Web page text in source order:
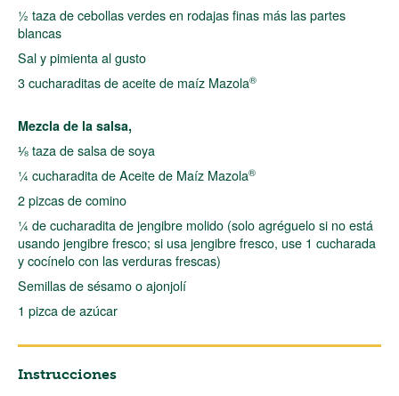
½ taza de cebollas verdes en rodajas finas más las partes
blancas
Sal y pimienta al gusto
3 cucharaditas de aceite de maíz Mazola®
Mezcla de la salsa,
⅛ taza de salsa de soya
¼ cucharadita de Aceite de Maíz Mazola®
2 pizcas de comino
¼ de cucharadita de jengibre molido (solo agréguelo si no está
usando jengibre fresco; si usa jengibre fresco, use 1 cucharada
y cocínelo con las verduras frescas)
Semillas de sésamo o ajonjolí
1 pizca de azúcar
Instrucciones